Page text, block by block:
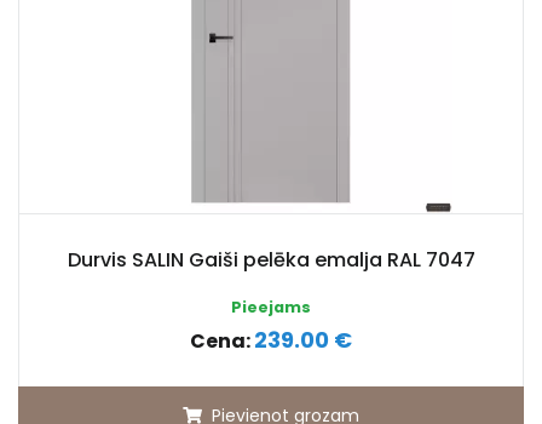
Durvis SALIN Gaiši pelēka emalja RAL 7047
Pieejams
Cena:239.00 €
Pievienot grozam